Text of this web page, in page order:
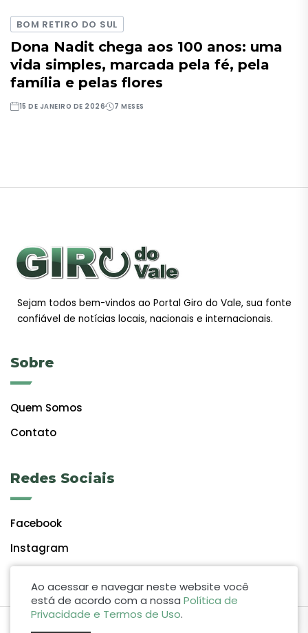
BOM RETIRO DO SUL
Dona Nadit chega aos 100 anos: uma
vida simples, marcada pela fé, pela
família e pelas flores
15 DE JANEIRO DE 2026 7 MESES
Sejam todos bem-vindos ao Portal Giro do Vale, sua fonte
confiável de notícias locais, nacionais e internacionais.
Sobre
Quem Somos
Contato
Redes Sociais
Facebook
Instagram
Ao acessar e navegar neste website você
está de acordo com a nossa Política de
Privacidade e Termos de Uso.